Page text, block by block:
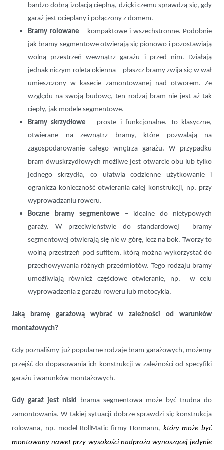
bardzo dobrą izolacją cieplną, dzięki czemu sprawdzą się, gdy
garaż jest ocieplany i połączony z domem.
Bramy rolowane – kompaktowe i wszechstronne. Podobnie
jak bramy segmentowe otwierają się pionowo i pozostawiają
wolną przestrzeń wewnątrz garażu i przed nim. Działają
jednak niczym roleta okienna – płaszcz bramy zwija się w wał
umieszczony w kasecie zamontowanej nad otworem. Ze
względu na swoją budowę, ten rodzaj bram nie jest aż tak
ciepły, jak modele segmentowe.
Bramy skrzydłowe
– proste i funkcjonalne. To klasyczne,
otwierane na zewnątrz bramy, które pozwalają na
zagospodarowanie całego wnętrza garażu. W przypadku
bram dwuskrzydłowych możliwe jest otwarcie obu lub tylko
jednego skrzydła, co ułatwia codzienne użytkowanie i
ogranicza konieczność otwierania całej konstrukcji, np. przy
wyprowadzaniu roweru.
Boczne bramy segmentowe – idealne do nietypowych
garaży. W przeciwieństwie do standardowej bramy
segmentowej otwierają się nie w górę, lecz na bok. Tworzy to
wolną przestrzeń pod sufitem, którą można wykorzystać do
przechowywania różnych przedmiotów. Tego rodzaju bramy
umożliwiają również częściowe otwieranie, np. w celu
wyprowadzenia z garażu roweru lub motocykla.
Jaką bramę garażową wybrać w zależności od warunków
montażowych?
Gdy poznaliśmy już popularne rodzaje bram garażowych, możemy
przejść do dopasowania ich konstrukcji w zależności od specyfiki
garażu i warunków montażowych.
Gdy garaż jest niski brama segmentowa może być trudna do
zamontowania. W takiej sytuacji dobrze sprawdzi się konstrukcja
rolowana, np. model RollMatic firmy Hörmann, który może być
montowany nawet przy wysokości nadproża wynoszącej jedynie